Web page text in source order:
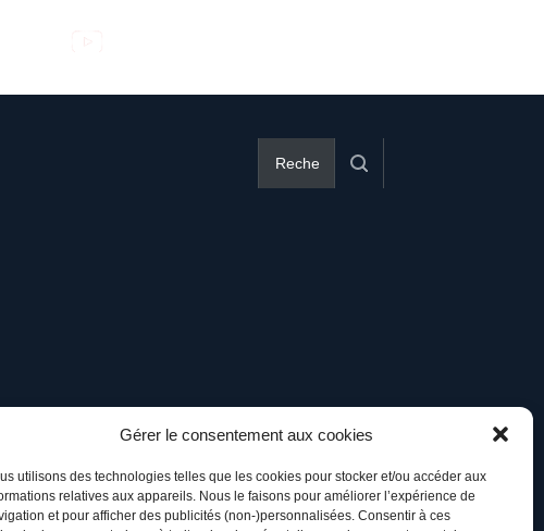
Gérer le consentement aux cookies
utilisons des technologies telles que les cookies pour stocker et/ou accéder aux
relatives aux appareils. Nous le faisons pour améliorer l’expérience de
et pour afficher des publicités (non-)personnalisées. Consentir à ces